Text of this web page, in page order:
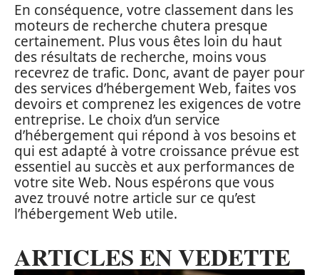
En conséquence, votre classement dans les
moteurs de recherche chutera presque
certainement. Plus vous êtes loin du haut
des résultats de recherche, moins vous
recevrez de trafic. Donc, avant de payer pour
des services d’hébergement Web, faites vos
devoirs et comprenez les exigences de votre
entreprise. Le choix d’un service
d’hébergement qui répond à vos besoins et
qui est adapté à votre croissance prévue est
essentiel au succès et aux performances de
votre site Web. Nous espérons que vous
avez trouvé notre article sur ce qu’est
l’hébergement Web utile.
ARTICLES EN VEDETTE